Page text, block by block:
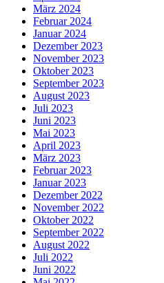
März 2024
Februar 2024
Januar 2024
Dezember 2023
November 2023
Oktober 2023
September 2023
August 2023
Juli 2023
Juni 2023
Mai 2023
April 2023
März 2023
Februar 2023
Januar 2023
Dezember 2022
November 2022
Oktober 2022
September 2022
August 2022
Juli 2022
Juni 2022